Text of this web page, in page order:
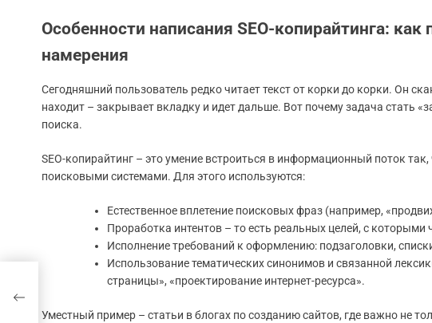
Особенности написания SEO-копирайтинга:
намерения
Сегодняшний пользователь редко читает текст от корки до корки. Он
находит – закрывает вкладку и идет дальше. Вот почему задача стать
поиска.
SEO-копирайтинг – это умение встроиться в информационный поток
поисковыми системами. Для этого используются:
Естественное вплетение поисковых фраз (например,
Проработка интентов – то есть реальных целей, с которыми
Исполнение требований к оформлению: подзаголовки,
Использование тематических синонимов и связанной
страницы», «проектирование интернет-ресурса».
Уместный пример – статьи в блогах по созданию сайтов, где важно не